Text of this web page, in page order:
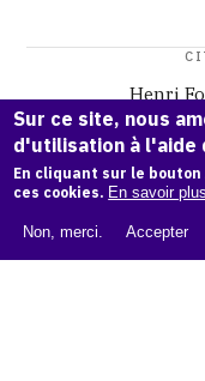
Henri
Catalogue
Sur ce site, nous
d'utilisation à l'aide
En cliquant sur le
ces cookies. En savoir plus
Non, merci. Accepter